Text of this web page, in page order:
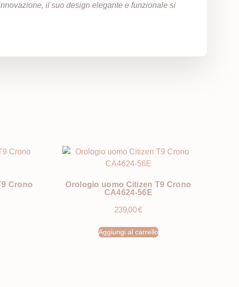
il suo design elegante e funzionale si
Crono
Orologio uomo Citizen T9 Crono
CA4624-56E
239,00€
Aggiungi al carrello